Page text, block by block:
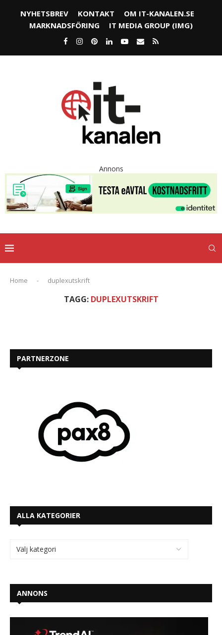
NYHETSBREV KONTAKT
OM IT-KANALEN.SE
MARKNADSFÖRING
IT MEDIA GROUP (IMG)
Annons
Home - duplexutskrift
TAGG: DUPLEXUTSKRIFT
PARTNERZONE
ALLA KATEGORIER
ANNONS